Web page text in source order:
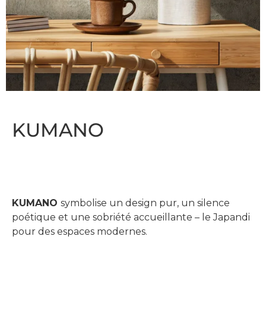
KUMANO
KUMANO symbolise un design pur, un silence
poétique et une sobriété accueillante – le Japandi
pour des espaces modernes.